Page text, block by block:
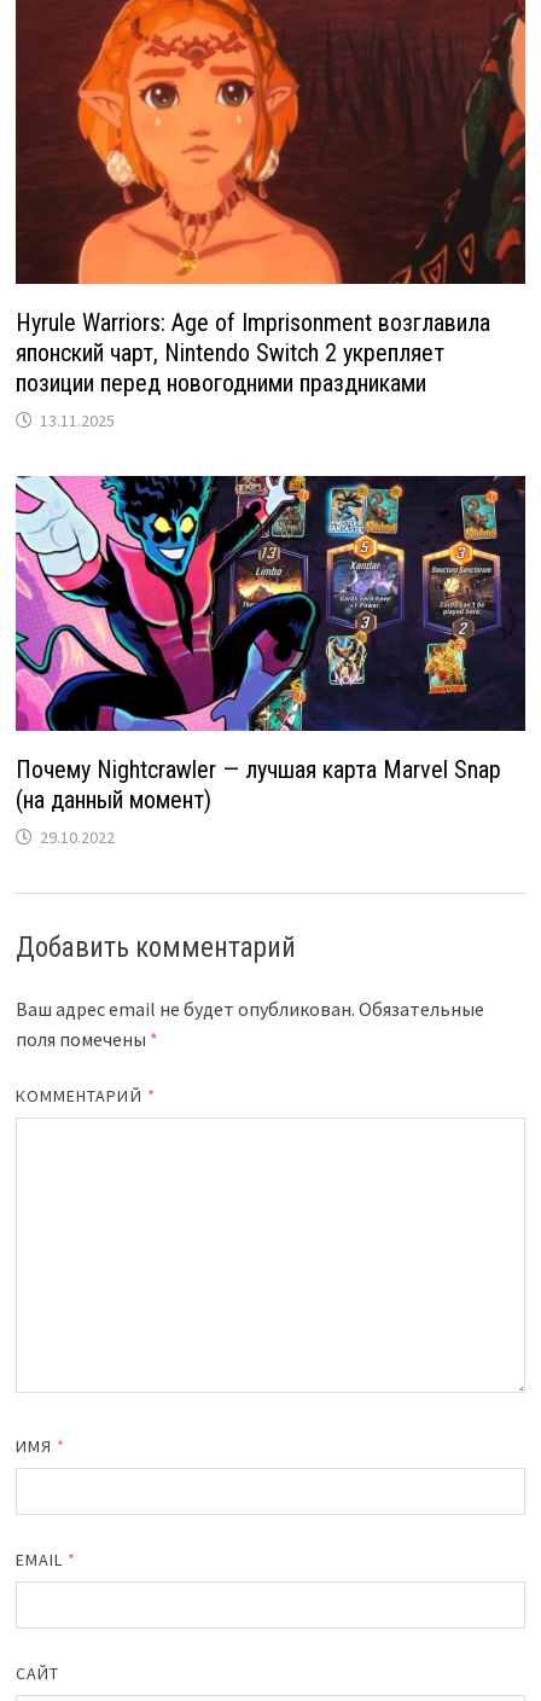
Hyrule Warriors: Age of Imprisonment возглавила
японский чарт, Nintendo Switch 2 укрепляет
позиции перед новогодними праздниками
13.11.2025
Почему Nightcrawler — лучшая карта Marvel Snap
(на данный момент)
29.10.2022
Добавить комментарий
Ваш адрес email не будет опубликован. Обязательные
поля помечены *
КОММЕНТАРИЙ *
ИМЯ *
EMAIL *
САЙТ